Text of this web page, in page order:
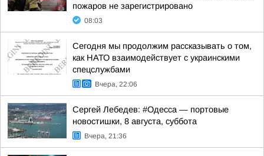
пожаров не зарегистрировано
08:03
Сегодня мы продолжим рассказывать о том,
как НАТО взаимодействует с украинскими
спецслужбами
Вчера, 22:06
Сергей Лебедев: #Одесса — портовые
новостишки, 8 августа, суббота
Вчера, 21:36